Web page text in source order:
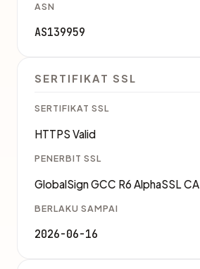
ASN
AS139959
SERTIFIKAT SSL
SERTIFIKAT SSL
HTTPS Valid
PENERBIT SSL
GlobalSign GCC R6 AlphaSSL
BERLAKU SAMPAI
2026-06-16